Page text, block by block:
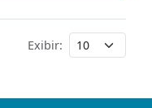
Exibir: